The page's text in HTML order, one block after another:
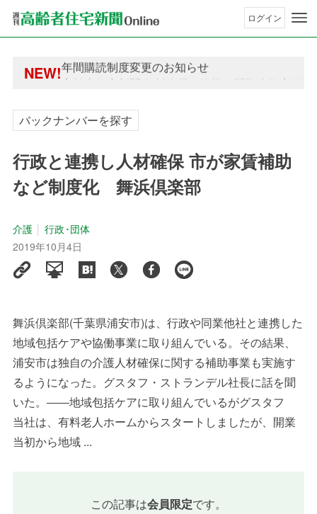
ログイン
NEW!
年間購読制度変更のお知らせ
高齢者住宅新聞 無料会員の皆様へ閲覧本数変更
高齢者住宅新聞 無料会員の皆様へ閲覧本数変更
バックナンバーを探す
行政と連携し人材確保 市が家賃補助
など制度化 舞浜倶楽部
介護
行政･団体
2019年10月4日
舞浜倶楽部(千葉県浦安市)は、行政や同業他社と連携した
地域包括ケアや協働事業に取り組んでいる。その結果、
浦安市は独自の介護人材確保に関する補助事業も実施す
るようになった。グスタフ・ストランデル社長に話を聞
いた。――地域包括ケアに取り組んでいるがグスタフ
当社は、有料老人ホームからスタートしましたが、開業
当初から地域 ...
この記事は会員限定です。